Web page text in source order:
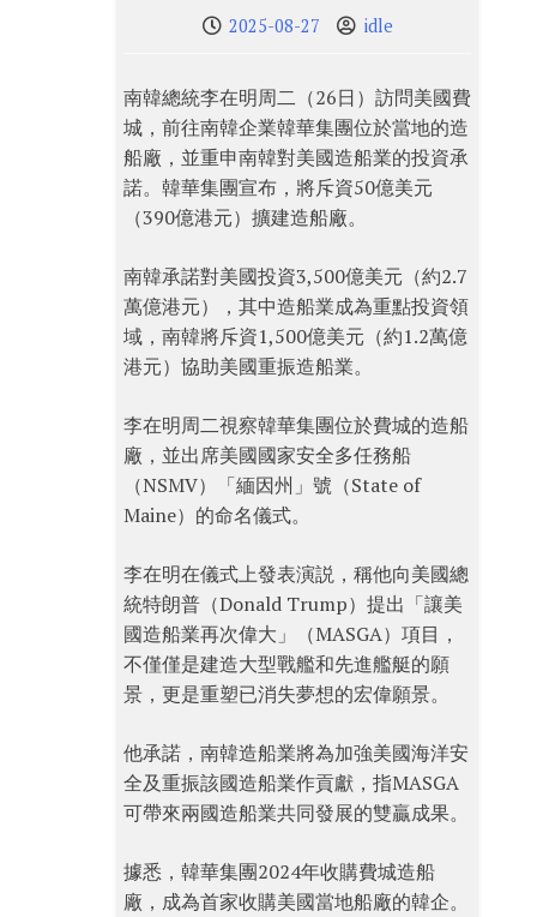
2025-08-27 idle
南韓總統李在明周二（26日）訪問美國費
城，前往南韓企業韓華集團位於當地的造
船廠，並重申南韓對美國造船業的投資承
諾。韓華集團宣布，將斥資50億美元
（390億港元）擴建造船廠。
南韓承諾對美國投資3,500億美元（約2.7
萬億港元），其中造船業成為重點投資領
域，南韓將斥資1,500億美元（約1.2萬億
港元）協助美國重振造船業。
李在明周二視察韓華集團位於費城的造船
廠，並出席美國國家安全多任務船
（NSMV）「緬因州」號（State of
Maine）的命名儀式。
李在明在儀式上發表演説，稱他向美國總
統特朗普（Donald Trump）提出「讓美
國造船業再次偉大」（MASGA）項目，
不僅僅是建造大型戰艦和先進艦艇的願
景，更是重塑已消失夢想的宏偉願景。
他承諾，南韓造船業將為加強美國海洋安
全及重振該國造船業作貢獻，指MASGA
可帶來兩國造船業共同發展的雙贏成果。
據悉，韓華集團2024年收購費城造船
廠，成為首家收購美國當地船廠的韓企。